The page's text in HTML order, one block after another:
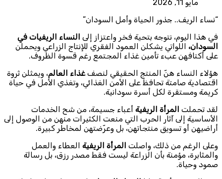
مايو 11, 2026
“نساء الريف.. جذور الحياة وأمل السودان”
في هذا اليوم، نتوجه بتحية فخر واعتزاز إلى النساء الريفيات في
السودان، اللواتي يشكلن العمود الفقري للإنتاج الزراعي ويحملن
على أكتافهن عبء تأمين غذاء المجتمع رغم قسوة الظروف.
هؤلاء النساء هنّ المنتج الحقيقي لنصفغذاء العالم، ويمثلن ثروة
اقتصادية صامتة تحافظ على الأمن الغذائي، وتغذي الأمل في حياة
كريمة ومستقرة لكل أسرة سودانية.
لقد تحملت المرأة الريفية أعباء جسيمة، من شح الخدمات
الأساسية إلى آثار الحرب التي منعت الكثيرات منهن من الوصول إلى
أراضيهن أو تسويق منتجاتهن، بل وعرّضتهن لمخاطر كبيرة.
وعلى الرغم من ذلك، واصلت المرأة الريفية العطاء والعمل
والمثابرة، مؤمنة بأن الزراعة ليست فقط مصدر رزق، بل رسالة
صمود وحياة.